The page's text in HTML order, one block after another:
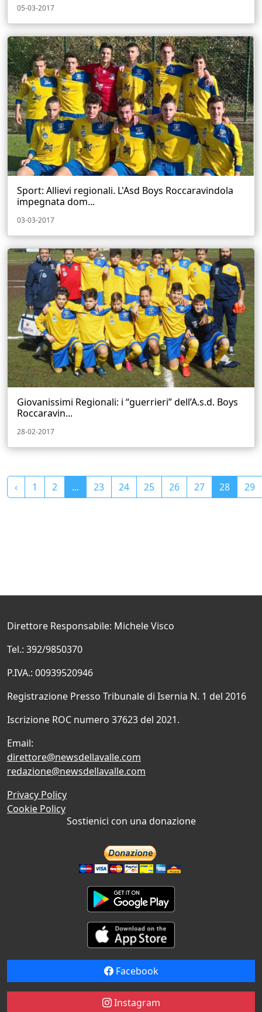
05-03-2017
Sport: Allievi regionali. L'Asd Boys Roccaravindola
impegnata dom...
03-03-2017
Giovanissimi Regionali: i “guerrieri” dell’A.s.d. Boys
Roccaravin...
28-02-2017
‹ 1 2 ... 23 24 25 26 27 28 29
Direttore Responsabile: Michele Visco
Tel.: 392/9850370
P.IVA.: 00939520946
Registrazione Presso Tribunale di Isernia N. 1 del 2016
Iscrizione ROC numero 37623 del 2021.
Email:
direttore@newsdellavalle.com
redazione@newsdellavalle.com
Privacy Policy
Cookie Policy
Sostienici con una donazione
Facebook
Instagram